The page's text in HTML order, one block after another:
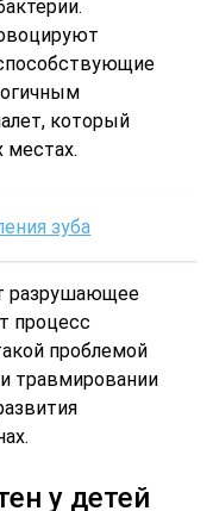
который
местах.
зуба
разрушающее
процесс
проблемой
травмировании
у детей